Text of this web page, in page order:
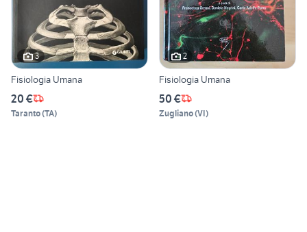
3
Fisiologia Umana
20 €
Taranto(TA)
2
Fisiologia Umana
50 €
Zugliano(VI)